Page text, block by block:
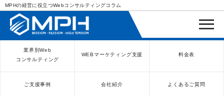
MPHの経営に役立つWebコンサルティングコラム
業界別Web
コンサルティング
WEBマーケティング支援 料金表
ご支援事例 会社紹介 よくあるご質問